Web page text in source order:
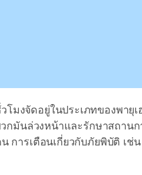
งจัดอยู่ในประเภทของพายุเ
วกมันล่วงหน้าและรักษาสถาน
การเตือนเกี่ยวกับภัยพิบัติ เช่